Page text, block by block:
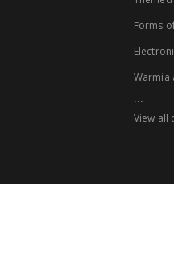
Forms
Warmia
...
View all